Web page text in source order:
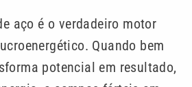
aço é o verdadeiro motor
Quando bem
potencial em resultado,